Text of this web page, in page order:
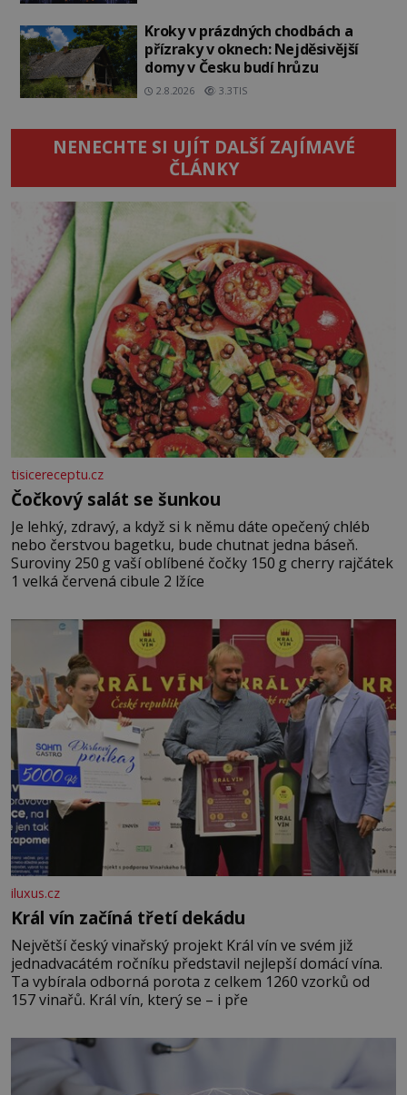
Kroky v prázdných chodbách a
přízraky v oknech: Nejděsivější
domy v Česku budí hrůzu
2.8.2026 3.3TIS
NENECHTE SI UJÍT DALŠÍ ZAJÍMAVÉ
ČLÁNKY
tisicereceptu.cz
Čočkový salát se šunkou
Je lehký, zdravý, a když si k němu dáte opečený chléb
nebo čerstvou bagetku, bude chutnat jedna báseň.
Suroviny 250 g vaší oblíbené čočky 150 g cherry rajčátek
1 velká červená cibule 2 lžíce
iluxus.cz
Král vín začíná třetí dekádu
Největší český vinařský projekt Král vín ve svém již
jednadvacátém ročníku představil nejlepší domácí vína.
Ta vybírala odborná porota z celkem 1260 vzorků od
157 vinařů. Král vín, který se – i pře